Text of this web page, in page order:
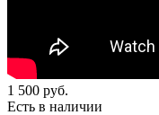
1 500 руб.
Есть в наличии